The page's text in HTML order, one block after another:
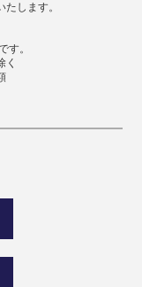
します。
す。
く